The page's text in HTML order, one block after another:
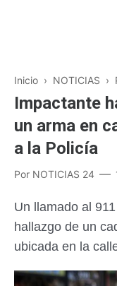
Inicio › NOTICIAS ›
Impactante
un arma en
a la Policía
Por NOTICIAS 24
Un llamado al
hallazgo de un
ubicada en la